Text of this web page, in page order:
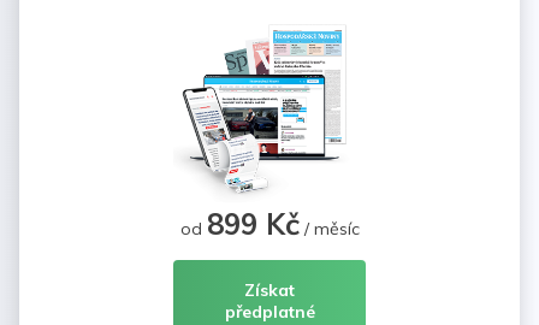
od 899 Kč/ měsíc
Získat
předplatné